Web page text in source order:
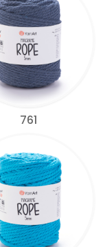
761